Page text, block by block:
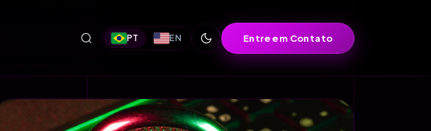
PT EN Entre em Contato